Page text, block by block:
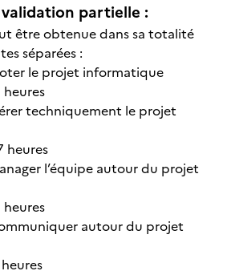
partielle :
être obtenue dans sa totalité
séparées :
le projet informatique
techniquement le projet
heures
l’équipe autour du projet
autour du projet